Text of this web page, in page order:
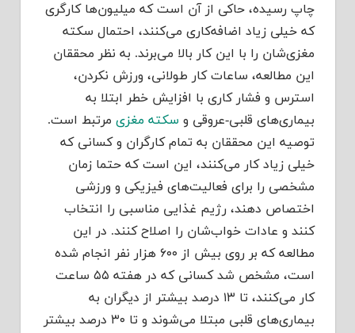
چاپ رسیده، حاکی از آن است که میلیون‌ها کارگری
که خیلی زیاد اضافه‌کاری می‌کنند، احتمال سکته
مغزی‌شان را با این کار بالا می‌برند. به نظر محققان
این مطالعه، ساعات کار طولانی، ورزش نکردن،
استرس و فشار کاری با افزایش خطر ابتلا به
بیماری‌های قلبی-عروقی و سکته مغزی مرتبط است.
توصیه این محققان به تمام کارگران و کسانی که
خیلی زیاد کار می‌کنند، این است که حتما زمان
مشخصی را برای فعالیت‌های فیزیکی و ورزشی
اختصاص دهند، رژیم غذایی مناسبی را انتخاب
کنند و عادات خواب‌شان را اصلاح کنند. در این
مطالعه که بر روی بیش از ۶۰۰ هزار نفر انجام شده
است، مشخص شد کسانی که در هفته ۵۵ ساعت
کار می‌کنند، تا ۱۳ درصد بیشتر از دیگران به
بیماری‌های قلبی مبتلا می‌شوند و تا ۳۰ درصد بیشتر